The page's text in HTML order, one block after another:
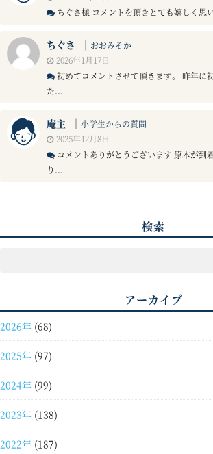
ちぐさ様 コメントを頂きとても嬉しく思
ちぐさ ｜ おおみそか
2026年1月17日
初めてコメントさせて頂きます。 昨年に
た...
庵主 ｜ 小学生からの質問
2025年12月8日
コメントありがとうございます 原木が到
り...
検索
アーカイブ
2026年 (68)
2025年 (97)
2024年 (99)
2023年 (138)
2022年 (187)